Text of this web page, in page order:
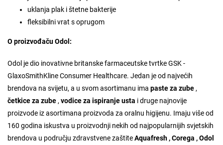
uklanja plak i štetne bakterije
fleksibilni vrat s oprugom
O proizvođaču Odol:
Odol je dio inovativne britanske farmaceutske tvrtke GSK -
GlaxoSmithKline Consumer Healthcare. Jedan je od najvećih
brendova na svijetu, a u svom asortimanu ima paste za zube ,
četkice za zube , vodice za ispiranje usta i druge najnovije
proizvode iz asortimana proizvoda za oralnu higijenu. Imaju više od
160 godina iskustva u proizvodnji nekih od najpopularnijih svjetskih
brendova u području zdravstvene zaštiteAquafresh ,Corega ,Odol